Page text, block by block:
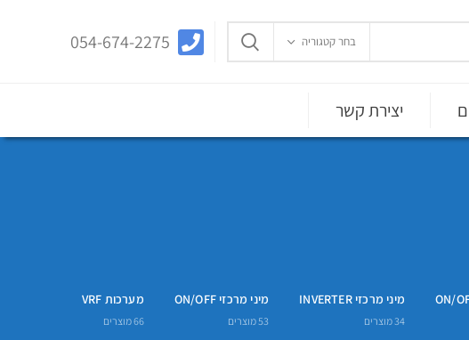
בחר קטגוריה 054-674-2275
יצירת קשר
מיני מרכזי INVERTER
34מוצרים
מיני מרכזי ON/OFF
53מוצרים
מערכות VRF
66מוצרים